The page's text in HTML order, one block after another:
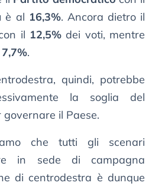
è al 16,3%. Ancora dietro il
il 12,5%dei voti, mentre
7,7%.
quindi, potrebbe
la soglia del
il Paese.
che tutti gli scenari
in sede di campagna
di centrodestra è dunque